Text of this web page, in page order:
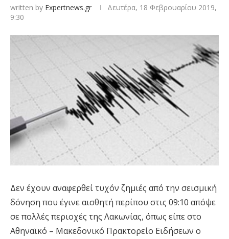
written by Expertnews.gr
Δευτέρα, 18 Φεβρουαρίου 2019,
9:30
Δεν έχουν αναφερθεί τυχόν ζημιές από την σεισμική
δόνηση που έγινε αισθητή περίπου στις 09:10 απόψε
σε πολλές περιοχές της Λακωνίας, όπως είπε στο
Αθηναϊκό – Μακεδονικό Πρακτορείο Ειδήσεων ο